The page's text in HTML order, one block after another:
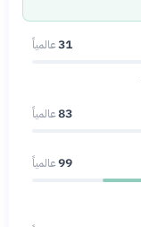
31عالمياً
83عالمياً
99عالمياً